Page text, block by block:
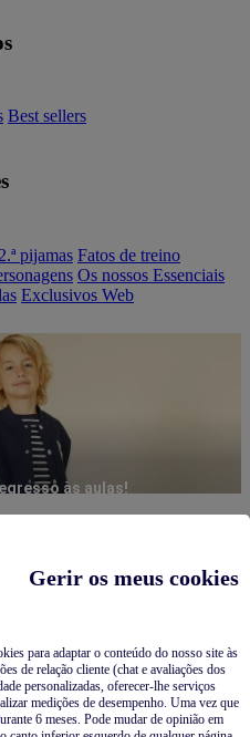
Gerir os meus cookies
para adaptar o conteúdo do nosso site às
de relação cliente (chat e avaliações dos
personalizadas, oferecer-lhe serviços
medições de desempenho. Uma vez que
6 meses. Pode mudar de opinião em
Best sellers
pijamas Fatos de treino
Os nossos Essenciais
Exclusivos Web
às aulas!
Pijamas